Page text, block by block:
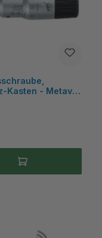
Kasten - Metav